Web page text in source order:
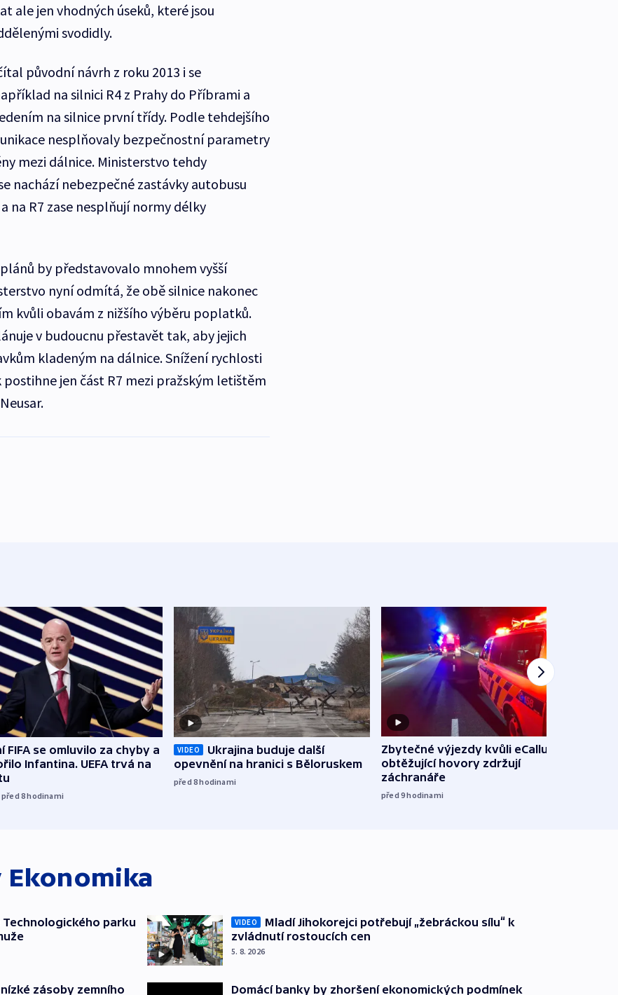
ale jen vhodných úseků, které jsou
svodidly.
původní návrh z roku 2013 i se
na silnici R4 z Prahy do Příbrami a
na silnice první třídy. Podle tehdejšího
nesplňovaly bezpečnostní parametry
mezi dálnice. Ministerstvo tehdy
nachází nebezpečné zastávky autobusu
na R7 zase nesplňují normy délky
by představovalo mnohem vyšší
nyní odmítá, že obě silnice nakonec
kvůli obavám z nižšího výběru poplatků.
v budoucnu přestavět tak, aby jejich
kladeným na dálnice. Snížení rychlosti
jen část R7 mezi pražským letištěm
FIFA se omluvilo za chyby a
Infantina. UEFA trvá na
před 8hodinami
VIDEO
Ukrajina buduje další
opevnění na hranici s Běloruskem
před 8hodinami
Zbytečné výjezdy kvůli eCallu a
obtěžující hovory zdržují
záchranáře
před 9hodinami
Ekonomika
parku
zásoby zemního
VIDEO
Mladí Jihokorejci potřebují „žebráckou sílu“ k
zvládnutí rostoucích cen
5. 8. 2026
Domácí banky by zhoršení ekonomických podmínek